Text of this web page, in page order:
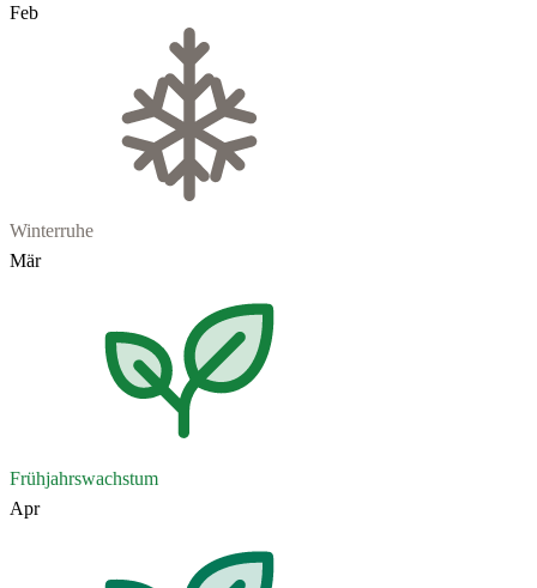
Feb
Winterruhe
Mär
Frühjahrswachstum
Apr